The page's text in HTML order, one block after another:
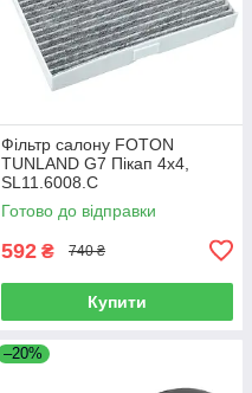
Фільтр салону FOTON
TUNLAND G7 Пікап 4х4,
SL11.6008.C
Готово до відправки
592 ₴ 740 ₴
Купити
–20%